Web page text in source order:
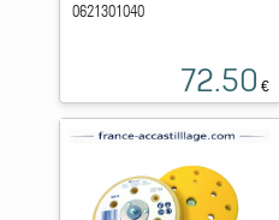
0621301040
72.50 €